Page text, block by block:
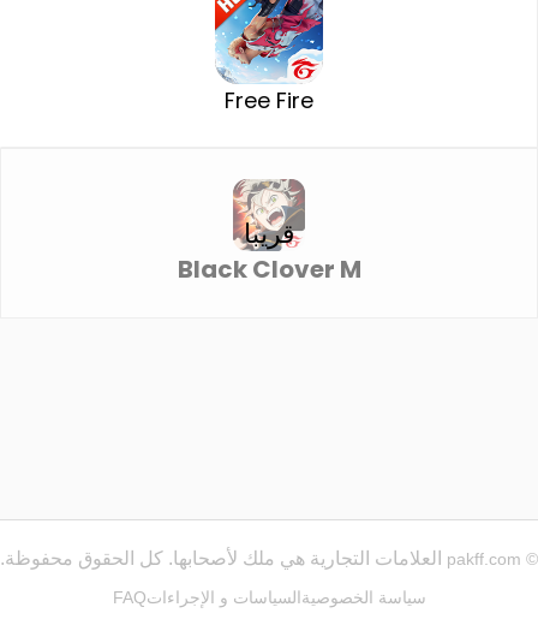
Free Fire
Black Clover M
© pakff.com العلامات التجارية هي ملك لأصحابها. كل الحقوق محفوظة.
سياسة الخصوصية السياسات و الإجراءاتFAQ